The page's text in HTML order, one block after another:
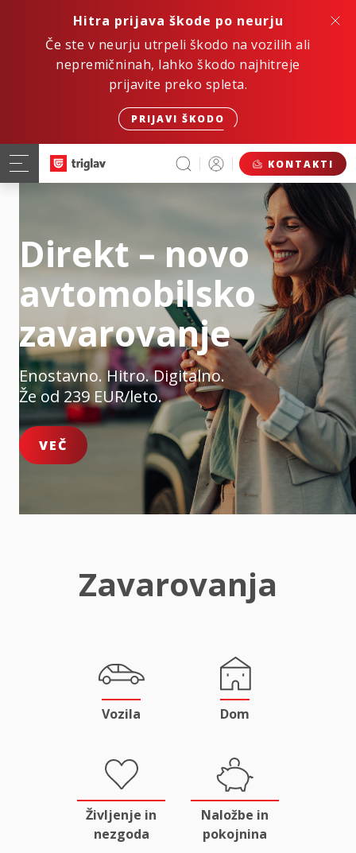
Hitra prijava škode po neurju
Če ste v neurju utrpeli škodo na vozilih ali
nepremičninah, lahko škodo najhitreje
prijavite preko spleta.
PRIJAVI ŠKODO
KONTAKTI
Direkt – novo
avtomobilsko
zavarovanje
Enostavno. Hitro. Digitalno.
Že od 239 EUR/leto.
VEČ
Zavarovanja
Vozila Dom
Življenje in
nezgoda
Naložbe in
pokojnina